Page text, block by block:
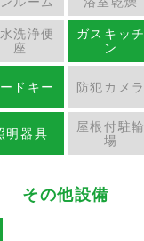
洗浄便
座
ガスキッチ
ン
ドキー 防犯カメラ
明器具
屋根付駐輪
場
その他設備